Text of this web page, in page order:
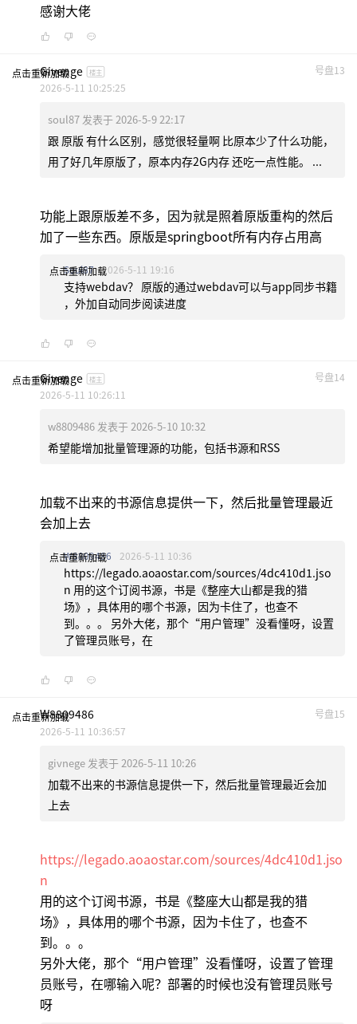
感谢大佬
点击重新加载 号盘13
Givenge 楼主
2026-5-11 10:25:25
soul87 发表于 2026-5-9 22:17
跟 原版 有什么区别，感觉很轻量啊 比原本少了什么功能，
用了好几年原版了，原本内存2G内存 还吃一点性能。 ...
功能上跟原版差不多，因为就是照着原版重构的然后
加了一些东西。原版是springboot所有内存占用高
点击重新加载
Soul87 2026-5-11 19:16
支持webdav？ 原版的通过webdav可以与app同步书籍
，外加自动同步阅读进度
点击重新加载 号盘14
Givenge 楼主
2026-5-11 10:26:11
w8809486 发表于 2026-5-10 10:32
希望能增加批量管理源的功能，包括书源和RSS
加载不出来的书源信息提供一下，然后批量管理最近
会加上去
点击重新加载
W8809486 2026-5-11 10:36
https://legado.aoaostar.com/sources/4dc410d1.jso
n 用的这个订阅书源，书是《整座大山都是我的猎
场》，具体用的哪个书源，因为卡住了，也查不
到。。。 另外大佬，那个“用户管理”没看懂呀，设置
了管理员账号，在
点击重新加载 号盘15
W8809486
2026-5-11 10:36:57
givnege 发表于 2026-5-11 10:26
加载不出来的书源信息提供一下，然后批量管理最近会加
上去
https://legado.aoaostar.com/sources/4dc410d1.jso
n
用的这个订阅书源，书是《整座大山都是我的猎
场》，具体用的哪个书源，因为卡住了，也查不
到。。。
另外大佬，那个“用户管理”没看懂呀，设置了管理
员账号，在哪输入呢？部署的时候也没有管理员账号
呀